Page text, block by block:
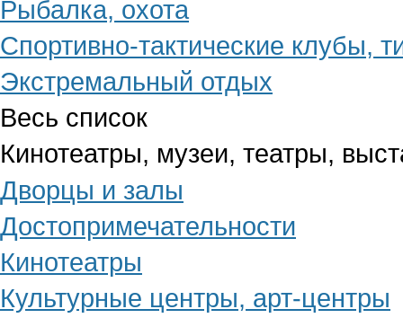
Рыбалка, охота
Спортивно-тактические клубы,
Экстремальный отдых
Весь список
Кинотеатры, музеи, театры,
Дворцы и залы
Достопримечательности
Кинотеатры
Культурные центры, арт-центры